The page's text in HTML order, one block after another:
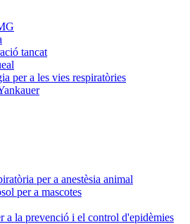
tancat
per a les vies respiratòries
per a anestèsia animal
per a mascotes
a la prevenció i el control d'epidèmies